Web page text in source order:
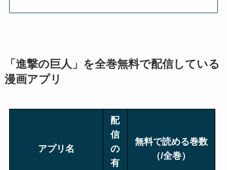
「 進撃の巨人 」を全巻無料で配信している
漫画アプリ
アプリ名
配
信
の
有
無料で読める巻数
（/全巻）